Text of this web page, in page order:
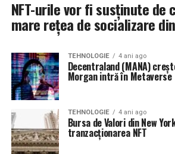
NFT-urile vor fi susținute de
mare rețea de socializare
TEHNOLOGIE 4 ani ago
Decentraland (MANA)
Morgan intră în Metaverse
TEHNOLOGIE 4 ani ago
Bursa de Valori din New
tranzacționarea NFT